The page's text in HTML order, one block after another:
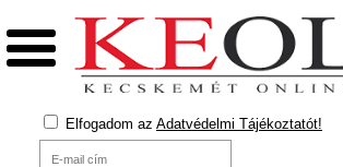
Elfogadom az Adatvédelmi Tájékoztatót!